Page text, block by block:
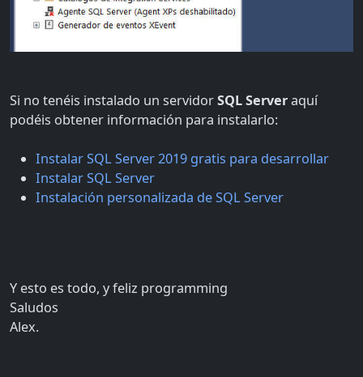
Si no tenéis instalado un servidorSQL Serveraquí
podéis obtener información para instalarlo:
Instalar SQL Server 2019 gratis para desarrollar
Instalar SQL Server
Instalación personalizada de SQL Server
Y esto es todo, y feliz programming
Saludos
Alex.